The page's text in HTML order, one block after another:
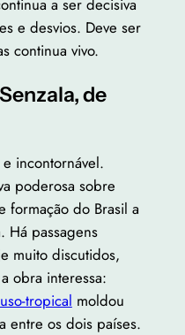
a ser decisiva
e desvios. Deve ser
continua vivo.
de
incontornável.
poderosa sobre
formação do Brasil a
Há passagens
muito discutidos,
obra interessa:
tropical moldou
entre os dois países.